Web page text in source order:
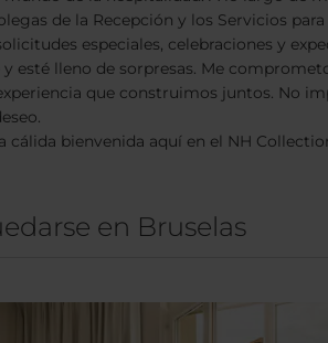
de la Recepción y los Servicios
especiales, celebraciones y
y esté lleno de sorpresas. Me
que construimos juntos. No
cálida bienvenida aquí en el NH
en Bruselas